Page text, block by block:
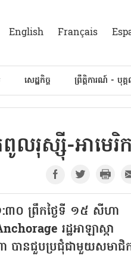
English Français
សេដ្ឋកិច្ច ព្រឹត្តិការណ៍ - បុគ្
លរុស្ស៊ី-អាមេរិ
:៣០ ព្រឹកថ្ងៃទី ១៥ សីហា
រដ្ឋអាឡាស្កា
បានជួបប្រជុំជាមួយសមាជិ